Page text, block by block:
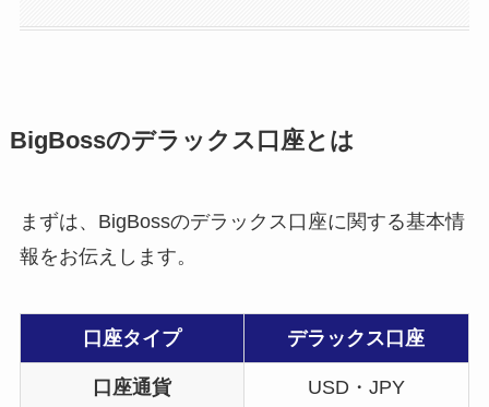
BigBossのデラックス口座とは
まずは、BigBossのデラックス口座に関する基本情
報をお伝えします。
口座タイプ デラックス口座
口座通貨 USD・JPY